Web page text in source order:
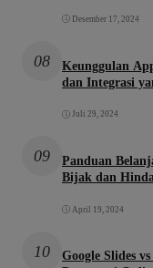
Desember 17, 2024
08
Keunggulan
dan Integrasi
Juli 29, 2024
09
Panduan
Bijak dan
April 19, 2024
10
Google Slides